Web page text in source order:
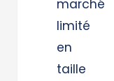
marché
limité
en
taille